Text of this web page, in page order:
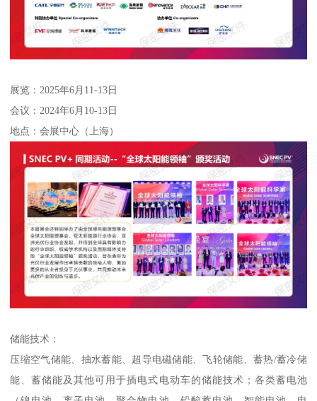
展览：2025年6月11-13日
会议：2024年6月10-13日
地点：会展中心（上海）
储能技术：
压缩空气储能、抽水蓄能、超导电磁储能、飞轮储能、蓄热/蓄冷储
能、蓄储能及其他可用于插电式电动车的储能技术；各类蓄电池